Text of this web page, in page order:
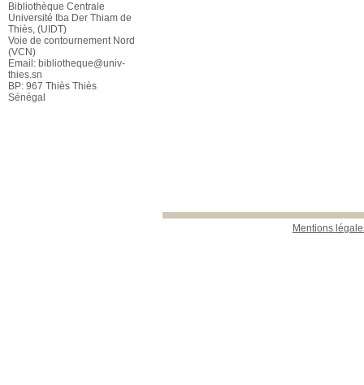
Mentions
Bibliothèque Centrale
Université Iba Der Thiam de
Thiès, (UIDT)
Voie de contournement Nord
(VCN)
Email: bibliotheque@univ-
thies.sn
BP: 967 Thiès Thiès
Sénégal